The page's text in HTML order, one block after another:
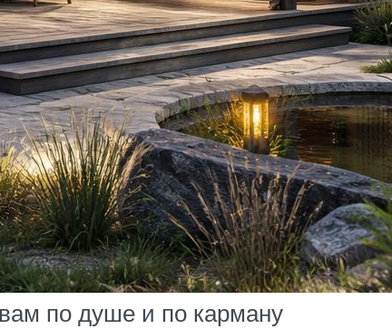
по душе и по карману